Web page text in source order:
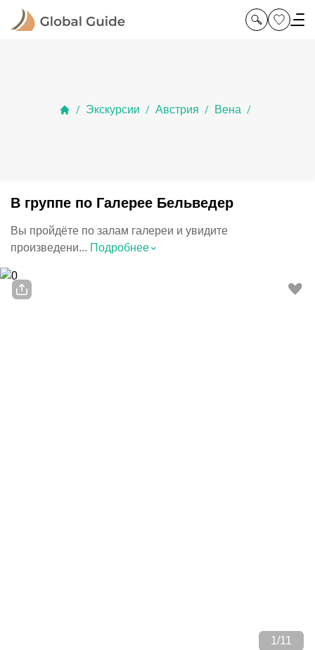
/ Экскурсии / Австрия / Вена /
В группе по Галерее Бельведер
Вы пройдёте по залам галереи и увидите
произведени... Подробнее⌃
1 /11